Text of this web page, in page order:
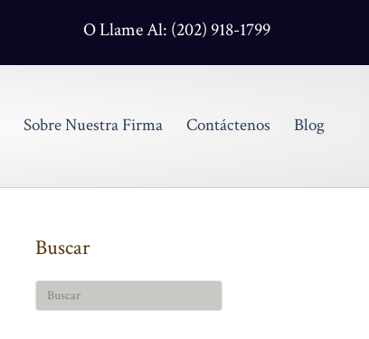
O Llame Al: (202) 918-1799
Sobre Nuestra Firma Contáctenos Blog
Buscar